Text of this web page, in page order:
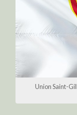
Union Saint-